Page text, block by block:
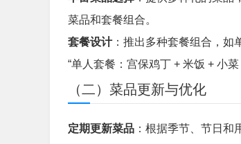
菜品和套餐组合。
套餐设计：推出多种套餐组合，如
“单人套餐：宫保鸡丁 + 米饭 + 小
（二）菜品更新与优化
定期更新菜品 ：根据季节、节日